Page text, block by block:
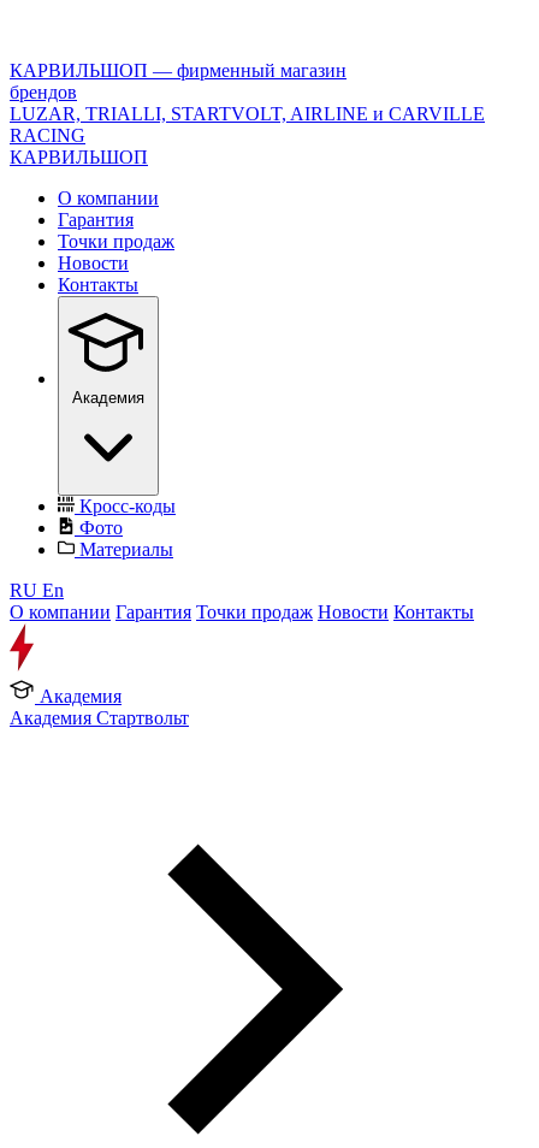
version="1.0"
encoding="utf-
8"?
>
КАРВИЛЬШОП — фирменный магазин
брендов
LUZAR, TRIALLI, STARTVOLT, AIRLINE и CARVILLE
RACING
КАРВИЛЬШОП
О компании
Гарантия
Точки продаж
Новости
Контакты
Академия
Кросс-коды
Фото
Материалы
RU En
О компании Гарантия Точки продаж Новости Контакты
Академия
Академия Стартвольт